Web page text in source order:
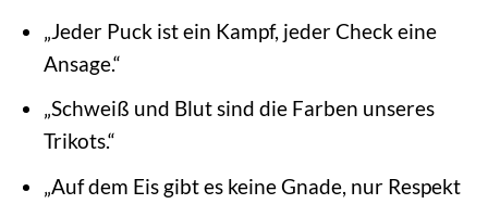
„Jeder Puck ist ein Kampf, jeder Check eine
Ansage.“
„Schweiß und Blut sind die Farben unseres
Trikots.“
„Auf dem Eis gibt es keine Gnade, nur Respekt